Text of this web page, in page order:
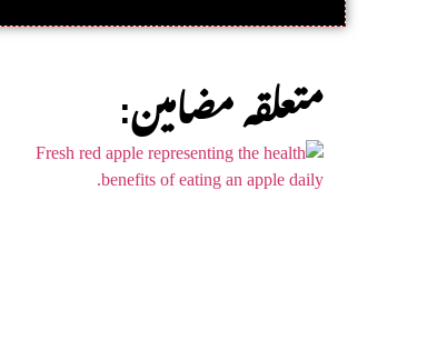
:متعلقہ مضامین